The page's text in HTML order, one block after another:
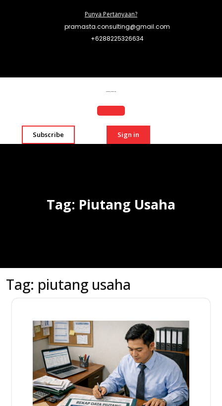
Punya Pertanyaan?
pramasta.consulting@gmail.com
+6288225326634
Pramasta Consulting
Subscribe Sign in
Tag: Piutang Usaha
Tag: piutang usaha